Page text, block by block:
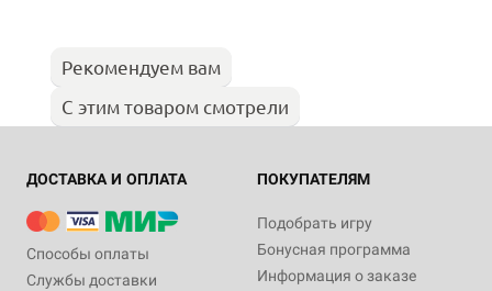
Рекомендуем вам
С этим товаром смотрели
ДОСТАВКА И ОПЛАТА
Способы оплаты
Службы доставки
ПОКУПАТЕЛЯМ
Подобрать игру
Бонусная программа
Информация о заказе